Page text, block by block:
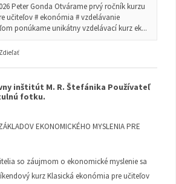
Peter Gonda Otvárame prvý ročník kurzu
učiteľov # ekonómia # vzdelávanie
ponúkame unikátny vzdelávací kurz ek...
Zdieľať
inštitút M. R. Štefánika Používateľ
fotku.
EKONOMICKÉHO MYSLENIA PRE
so záujmom o ekonomické myslenie sa
kurz Klasická ekonómia pre učiteľov